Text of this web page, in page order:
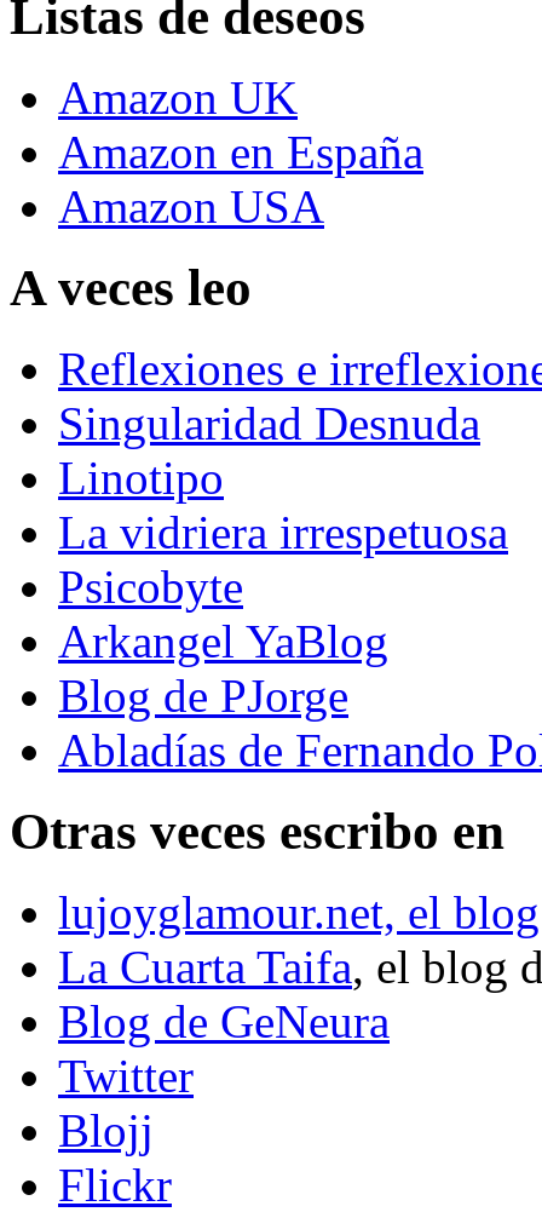
Listas de deseos
Amazon UK
Amazon en España
Amazon USA
A veces leo
Reflexiones e
Singularidad Desnuda
Linotipo
La vidriera irrespetuosa
Psicobyte
Arkangel YaBlog
Blog de PJorge
Abladías de Fernando
Otras veces escribo en
lujoyglamour.net, el
La Cuarta Taifa, el blog
Blog de GeNeura
Twitter
Blojj
Flickr